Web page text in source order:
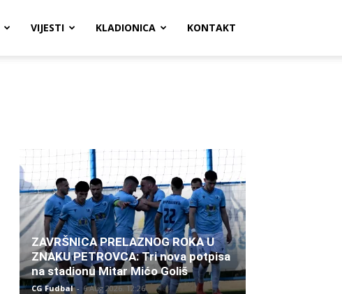
VIJESTI KLADIONICA KONTAKT
ZAVRŠNICA PRELAZNOG ROKA U
ZNAKU PETROVCA: Tri nova potpisa
na stadionu Mitar Mićo Goliš
CG Fudbal - 6 Aug 2026. 12:26